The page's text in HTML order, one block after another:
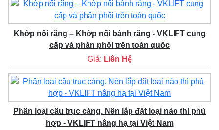
Khớp nối răng – Khớp nối bánh răng - VKLIFT cung
cấp và phân phối trên toàn quốc
Giá: Liên Hệ
Phân loại cầu trục cảng. Nên lắp đặt loại nào thì phù
hợp - VKLIFT nâng hạ tại Việt Nam